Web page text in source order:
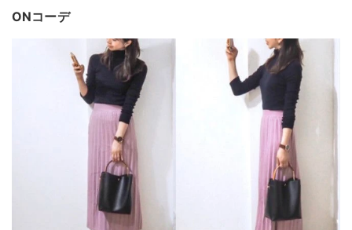
ONコーデ